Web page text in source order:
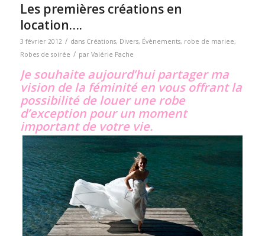
Les premières créations en
location….
3 février 2012 / dans Créations, Divers, Évènements, robe de mariee,
Robes de soirée / par Valérie Pache
Je souhaite aujourd’hui partager ma
vision de la féminité en vous offrant la
possibilité de louer une robe
d’exception pour un moment
important de votre vie.